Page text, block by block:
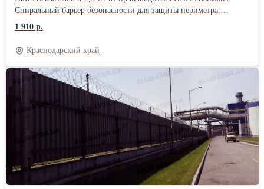
Спиральный барьер безопасности для защиты периметра:
складов, промзон, стройплощадок, режимных объектов.
Характеристики: • Диаметр спирали: 500 мм. • Плотность: 5
витков на метр. • Проволока: оцинкованная, 2,5 мм. • Витков в
бухте: 61 шт. • Растяжка бухты: ориентировочно 10 м (уточняем
под проект). • Производство: ООО «Кайман», Краснодарский
край. Преимущества: • Стабильная геометрия спирали,
равномерные витки. • Горячее цинкование для долговечности на
улице. • Работаем по договору, сертификаты по запросу.
Условия: опт и розница, отгрузка со склада, расчёт метража под
периметр объекта. Звоните или пишите: [+79780614024].
Подготовим КП под ваш объект за 1 рабочий день.
1 910 р.
Краснодарский край